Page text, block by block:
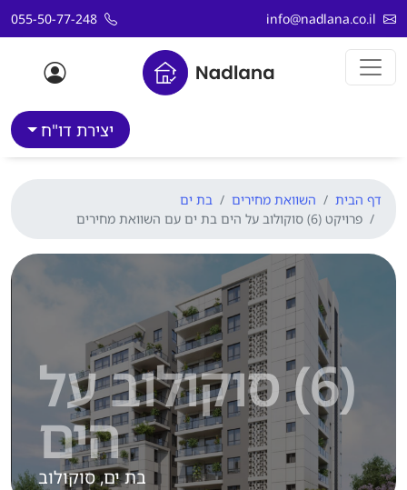
דלג לתוכן
info@nadlana.co.il
055-50-77-248
יצירת דו"ח
דף הבית השוואת מחירים
בת ים
פרויקט (6) סוקולוב על הים בת ים עם השוואת מחירים
(6) סוקולוב על
הים
בת ים, סוקולוב